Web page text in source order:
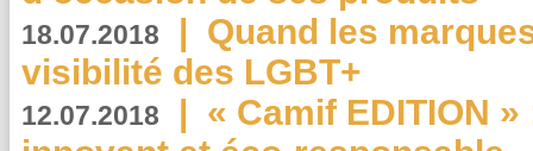
18.07.2018 | Quand les
visibilité des LGBT+
12.07.2018 | « Camif EDITION